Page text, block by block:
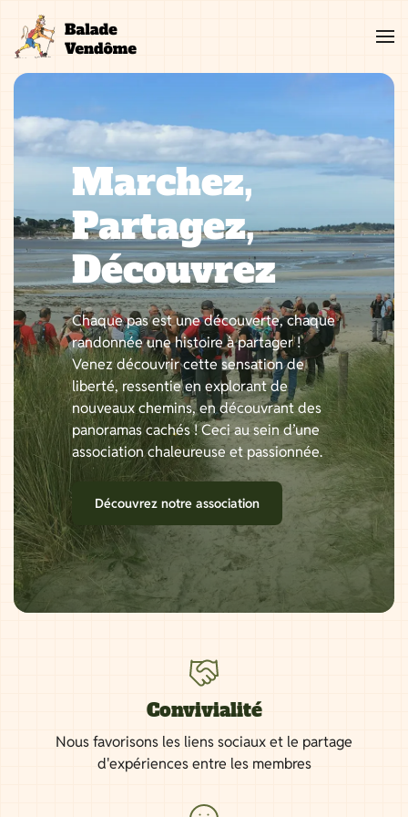
contenu
Marchez,
Partagez,
Découvrez
Chaque pas est une découverte, chaque
randonnée une histoire à partager !
Venez découvrir cette sensation de
liberté, ressentie en explorant de
nouveaux chemins, en découvrant des
panoramas cachés ! Ceci au sein d’une
association chaleureuse et passionnée.
Découvrez notre association
Convivialité
Nous favorisons les liens sociaux et le partage
d'expériences entre les membres